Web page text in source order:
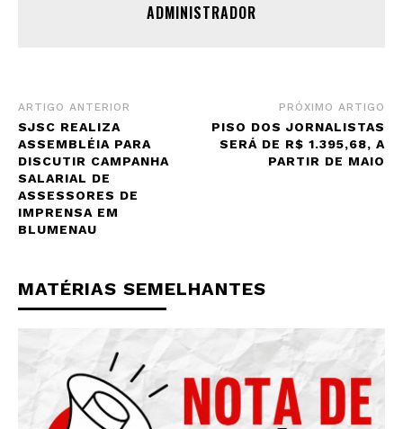
ADMINISTRADOR
ARTIGO ANTERIOR
SJSC REALIZA
ASSEMBLÉIA PARA
DISCUTIR CAMPANHA
SALARIAL DE
ASSESSORES DE
IMPRENSA EM
BLUMENAU
PRÓXIMO ARTIGO
PISO DOS JORNALISTAS
SERÁ DE R$ 1.395,68, A
PARTIR DE MAIO
MATÉRIAS SEMELHANTES